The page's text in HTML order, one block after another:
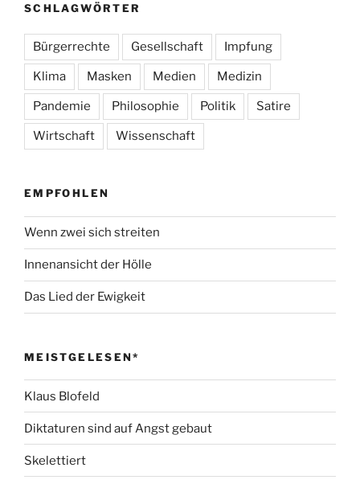
SCHLAGWÖRTER
Bürgerrechte Gesellschaft Impfung
Klima Masken Medien Medizin
Pandemie Philosophie Politik Satire
Wirtschaft Wissenschaft
EMPFOHLEN
Wenn zwei sich streiten
Innenansicht der Hölle
Das Lied der Ewigkeit
MEISTGELESEN*
Klaus Blofeld
Diktaturen sind auf Angst gebaut
Skelettiert